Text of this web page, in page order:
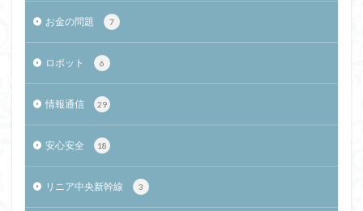
お金の問題 7
ロボット 6
情報通信 29
安心安全 18
リニア中央新幹線 3